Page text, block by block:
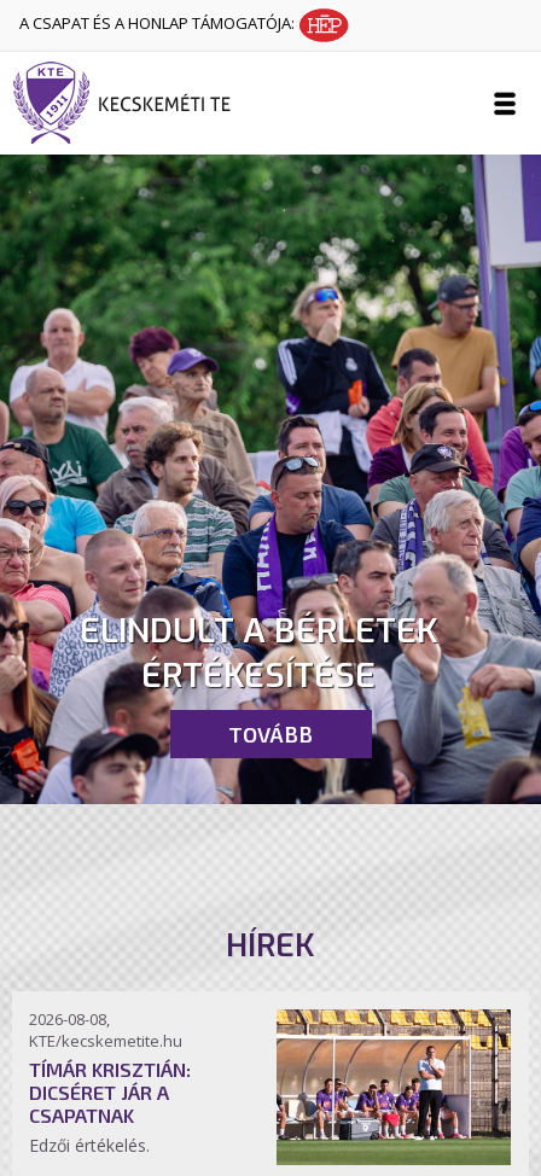
A CSAPAT ÉS A HONLAP TÁMOGATÓJA:
ELINDULT A BÉRLETEK
ÉRTÉKESÍTÉSE
TOVÁBB
HÍREK
2026-08-08,
KTE/kecskemetite.hu
TÍMÁR KRISZTIÁN:
DICSÉRET JÁR A
CSAPATNAK
Edzői értékelés.